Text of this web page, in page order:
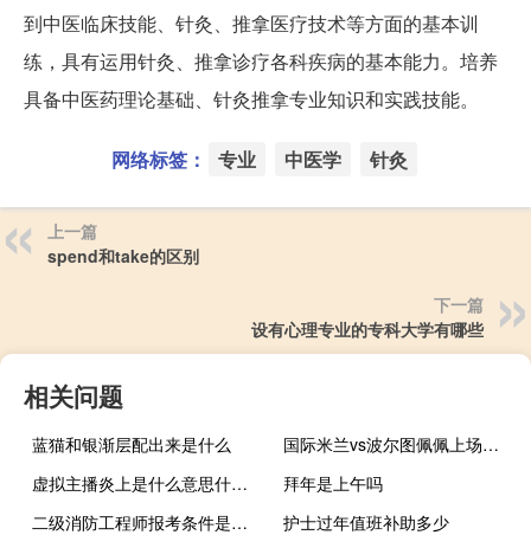
到中医临床技能、针灸、推拿医疗技术等方面的基本训
练，具有运用针灸、推拿诊疗各科疾病的基本能力。培养
具备中医药理论基础、针灸推拿专业知识和实践技能。
网络标签： 专业 中医学 针灸
上一篇
spend和take的区别
下一篇
设有心理专业的专科大学有哪些
相关问题
蓝猫和银渐层配出来是什么
国际米兰vs波尔图佩佩上场吗 欧冠_国际米兰vs波尔图
虚拟主播炎上是什么意思什么梗
拜年是上午吗
二级消防工程师报考条件是什么
护士过年值班补助多少